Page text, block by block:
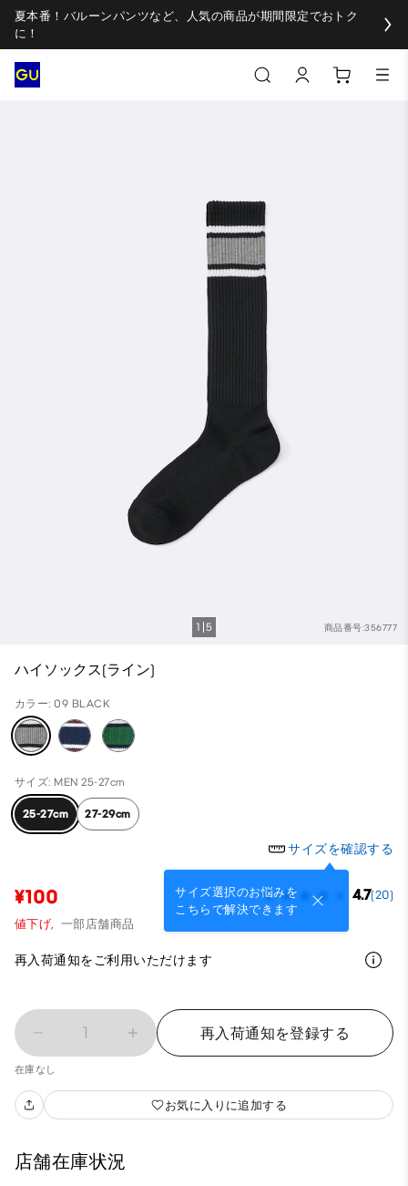
夏本番！バルーンパンツなど、人気の商品が期間限定でおトク
に！
商品番号:356777
1 5
ハイソックス(ライン)
カラー: 09 BLACK
サイズ: MEN 25-27cm
25-27cm 27-29cm
サイズを確認する
サイズ選択のお悩みを
こちらで解決できます
¥100 4.7(20)
値下げ, 一部店舗商品
再入荷通知をご利用いただけます
1 再入荷通知を登録する
在庫なし
お気に入りに追加する
店舗在庫状況